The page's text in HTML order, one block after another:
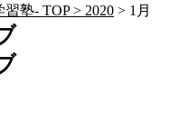
塾- TOP > 2020 > 1月